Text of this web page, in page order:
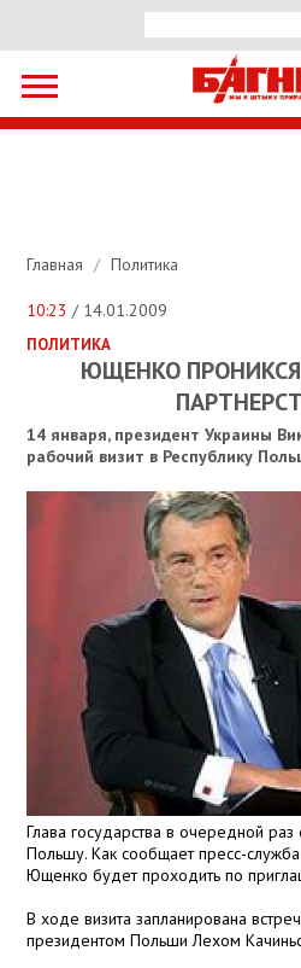
Главная / Политика
10:23 / 14.01.2009
ПОЛИТИКА
ЮЩЕНКО
14 января, президент Украины
рабочий визит в Республику
Глава государства в очередной раз
Польшу. Как сообщает пресс-
Ющенко будет проходить по
В ходе визита запланирована
президентом Польши Лехом